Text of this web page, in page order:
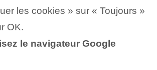
les cookies » sur « Toujours »
OK.
le navigateur Google